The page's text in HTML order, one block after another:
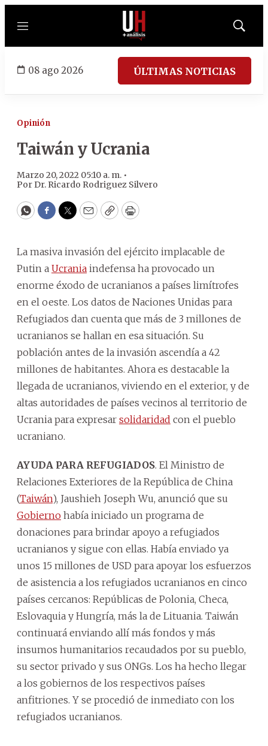
Menú
Mostrar
08 ago 2026 ÚLTIMAS NOTICIAS
Opinión
Taiwán y Ucrania
Marzo 20, 2022 05:10 a. m. •
PorDr. Ricardo Rodriguez Silvero
WhatsApp
Facebook
Twitter
EmailCopyPrint
La masiva invasión del ejército implacable de
Putin a Ucrania indefensa ha provocado un
enorme éxodo de ucranianos a países limítrofes
en el oeste. Los datos de Naciones Unidas para
Refugiados dan cuenta que más de 3 millones de
ucranianos se hallan en esa situación. Su
población antes de la invasión ascendía a 42
millones de habitantes. Ahora es destacable la
llegada de ucranianos, viviendo en el exterior, y de
altas autoridades de países vecinos al territorio de
Ucrania para expresar solidaridad con el pueblo
ucraniano.
AYUDA PARA REFUGIADOS. El Ministro de
Relaciones Exteriores de la República de China
(Taiwán), Jaushieh Joseph Wu, anunció que su
Gobierno había iniciado un programa de
donaciones para brindar apoyo a refugiados
ucranianos y sigue con ellas. Había enviado ya
unos 15 millones de USD para apoyar los esfuerzos
de asistencia a los refugiados ucranianos en cinco
países cercanos: Repúblicas de Polonia, Checa,
Eslovaquia y Hungría, más la de Lituania. Taiwán
continuará enviando allí más fondos y más
insumos humanitarios recaudados por su pueblo,
su sector privado y sus ONGs. Los ha hecho llegar
a los gobiernos de los respectivos países
anfitriones. Y se procedió de inmediato con los
refugiados ucranianos.